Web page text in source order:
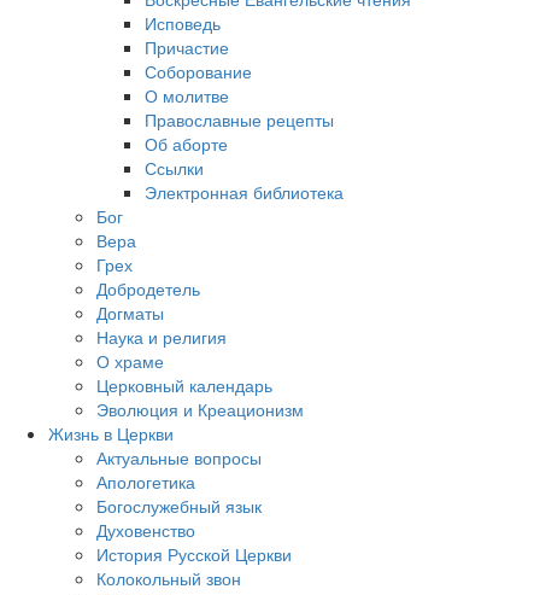
Исповедь
Причастие
Соборование
О молитве
Православные рецепты
Об аборте
Ссылки
Электронная библиотека
Бог
Вера
Грех
Добродетель
Догматы
Наука и религия
О храме
Церковный календарь
Эволюция и Креационизм
Жизнь в Церкви
Актуальные вопросы
Апологетика
Богослужебный язык
Духовенство
История Русской Церкви
Колокольный звон